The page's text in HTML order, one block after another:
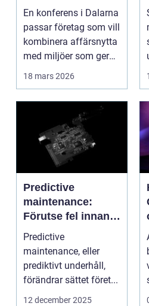
En konferens i Dalarna
passar företag som vill
kombinera affärsnytta
med miljöer som ger
lugn, fokus...
18 mars 2026
Predictive
maintenance:
Förutse fel innan
de uppstår med
hjälp av sensorer
Predictive
maintenance, eller
prediktivt underhåll,
förändrar sättet föret...
12 december 2025